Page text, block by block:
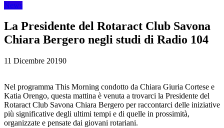
News
La Presidente del Rotaract Club Savona
Chiara Bergero negli studi di Radio 104
11 Dicembre 20190
Nel programma This Morning condotto da Chiara Giuria Cortese e
Katia Orengo, questa mattina è venuta a trovarci la Presidente del
Rotaract Club Savona Chiara Bergero per raccontarci delle iniziative
più significative degli ultimi tempi e di quelle in prossimità,
organizzate e pensate dai giovani rotariani.